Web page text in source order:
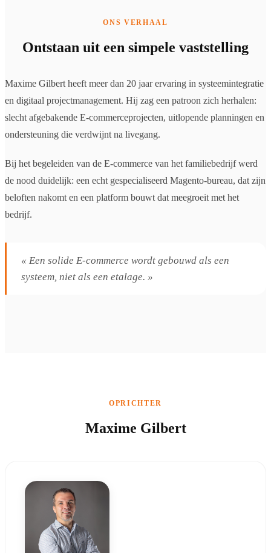
ONS VERHAAL
Ontstaan uit een simpele vaststelling
Maxime Gilbert heeft meer dan 20 jaar ervaring in systeemintegratie
en digitaal projectmanagement. Hij zag een patroon zich herhalen:
slecht afgebakende E-commerceprojecten, uitlopende planningen en
ondersteuning die verdwijnt na livegang.
Bij het begeleiden van de E-commerce van het familiebedrijf werd
de nood duidelijk: een echt gespecialiseerd Magento-bureau, dat zijn
beloften nakomt en een platform bouwt dat meegroeit met het
bedrijf.
« Een solide E-commerce wordt gebouwd als een
systeem, niet als een etalage. »
OPRICHTER
Maxime Gilbert